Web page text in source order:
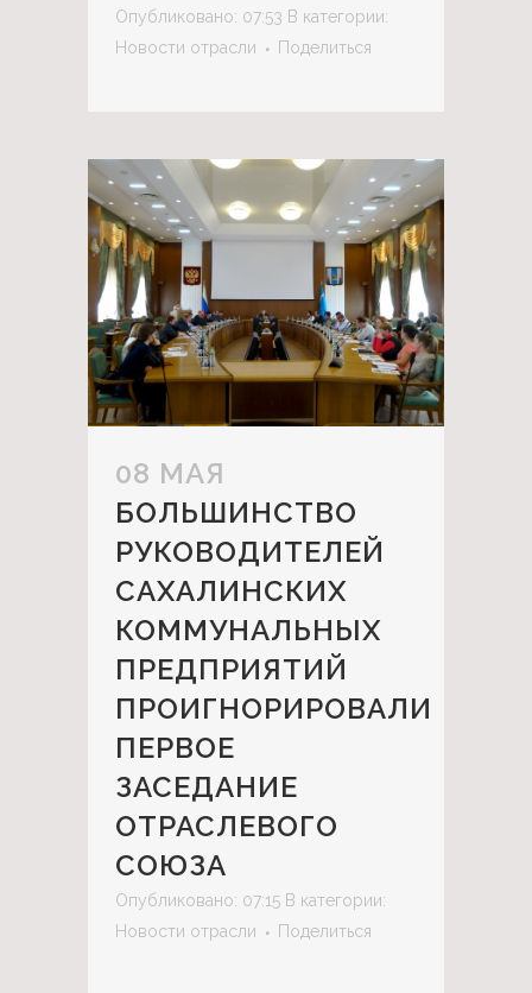
Опубликовано: 07:53 В категории:
Новости отрасли
Поделиться
08 МАЯ
БОЛЬШИНСТВО
РУКОВОДИТЕЛЕЙ
САХАЛИНСКИХ
КОММУНАЛЬНЫХ
ПРЕДПРИЯТИЙ
ПРОИГНОРИРОВАЛИ
ПЕРВОЕ
ЗАСЕДАНИЕ
ОТРАСЛЕВОГО
СОЮЗА
Опубликовано: 07:15 В категории:
Новости отрасли
Поделиться